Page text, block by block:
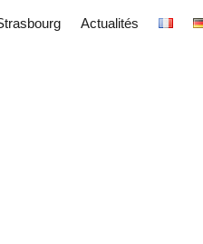
Actualités